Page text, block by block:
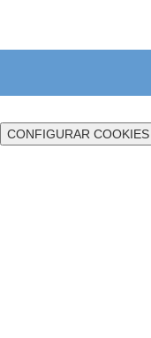
CONFIGURAR COOKIES